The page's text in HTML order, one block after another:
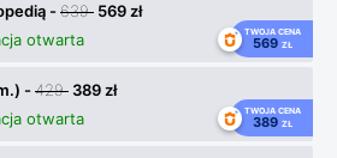
-639 569 zł
otwarta TWOJA CENA
569 ZŁ
-429 389 zł
otwarta TWOJA CENA
389 ZŁ